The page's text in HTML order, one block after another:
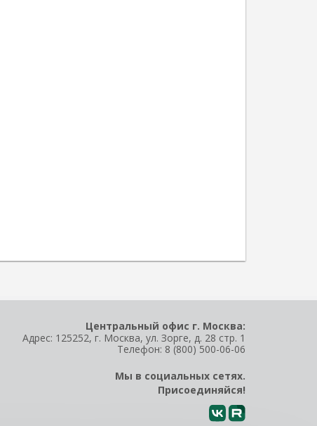
Центральный офис г. Москва:
Адрес: 125252, г. Москва, ул. Зорге, д. 28 стр. 1
Телефон: 8 (800) 500-06-06
Мы в социальных сетях.
Присоединяйся!